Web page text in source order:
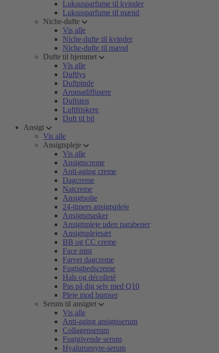
Luksusparfume til kvinder
Luksusparfume til mænd
Niche-dufte
Vis alle
Niche-dufte til kvinder
Niche-dufte til mænd
Dufte til hjemmet
Vis alle
Duftlys
Duftpinde
Aromadiffusere
Duftsten
Luftfriskere
Duft til bil
Ansigt
Vis alle
Ansigtspleje
Vis alle
Ansigtscreme
Anti-aging creme
Dagcreme
Natcreme
Ansigtsolie
24-timers ansigtspleje
Ansigtsmasker
Ansigtspleje uden parabener
Ansigtsplejesæt
BB og CC creme
Face mist
Farvet dagcreme
Fugtighedscreme
Hals og décolleté
Pas på dig selv med Q10
Pleje mod bumser
Serum til ansigtet
Vis alle
Anti-aging ansigtsserum
Collagenserum
Fugtgivende serum
Hyaluronsyre-serum